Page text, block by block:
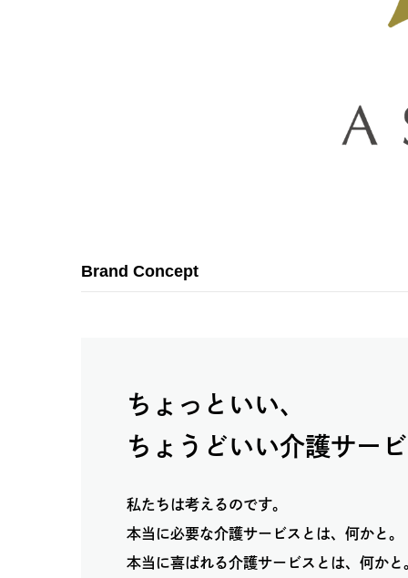
Brand Concept
ちょっといい、
ちょうどいい介護サー
私たちは考えるのです。
本当に必要な介護サービスとは、何かと。
本当に喜ばれる介護サービスとは、何かと